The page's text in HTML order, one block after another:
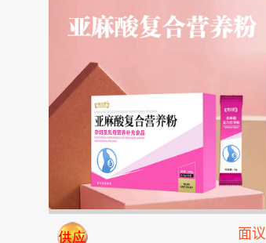
面议